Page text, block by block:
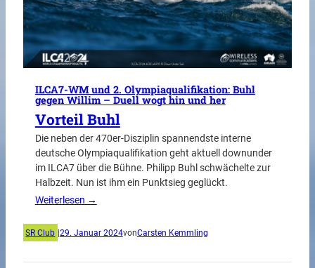
ILCA7-WM und 2. Olympiaqualifikation: Buhl
gegen Willim – Duell wogt hin und her
Vorteil Buhl
Die neben der 470er-Disziplin spannendste interne
deutsche Olympiaqualifikation geht aktuell downunder
im ILCA7 über die Bühne. Philipp Buhl schwächelte zur
Halbzeit. Nun ist ihm ein Punktsieg geglückt.
Weiterlesen →
SR Club |29. Januar 2024vonCarsten Kemmling